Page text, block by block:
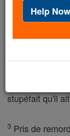
Alors les
face à ceux
Et, le
stupéfait qu'il
3 Pris de
Help